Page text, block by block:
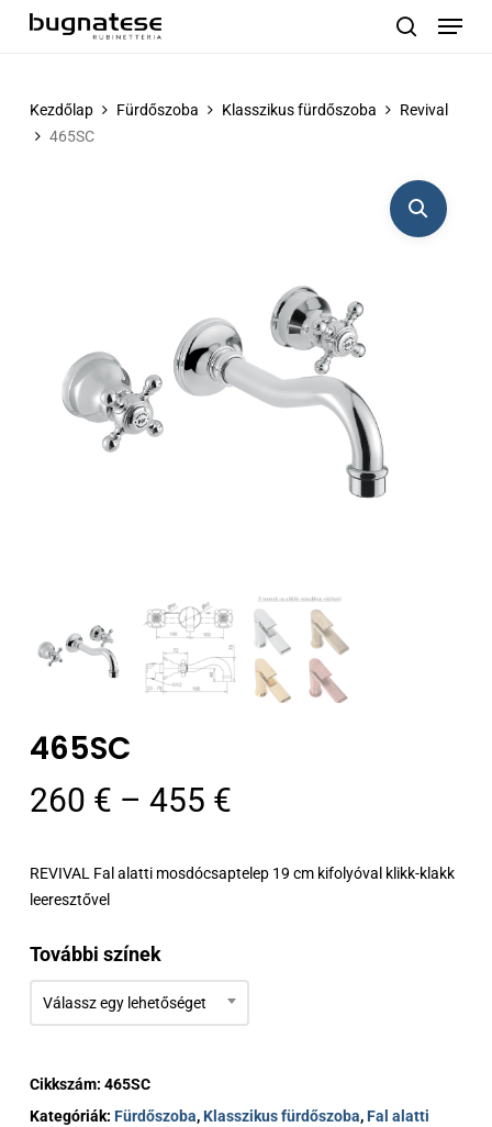
Menu
Kezdőlap Fürdőszoba Klasszikus fürdőszoba
Revival
465SC
465SC
260 € – 455 €Ártartomány:
-
REVIVAL Fal alatti mosdócsaptelep 19 cm kifolyóval klikk-klakk
leeresztővel
További színek
Válassz egy lehetőséget
Cikkszám: 465SC
Kategóriák: Fürdőszoba,Klasszikus fürdőszoba,Fal alatti